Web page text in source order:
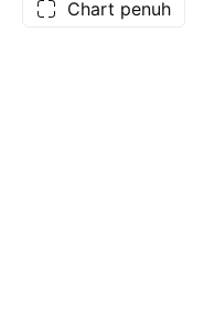
Chart penuh